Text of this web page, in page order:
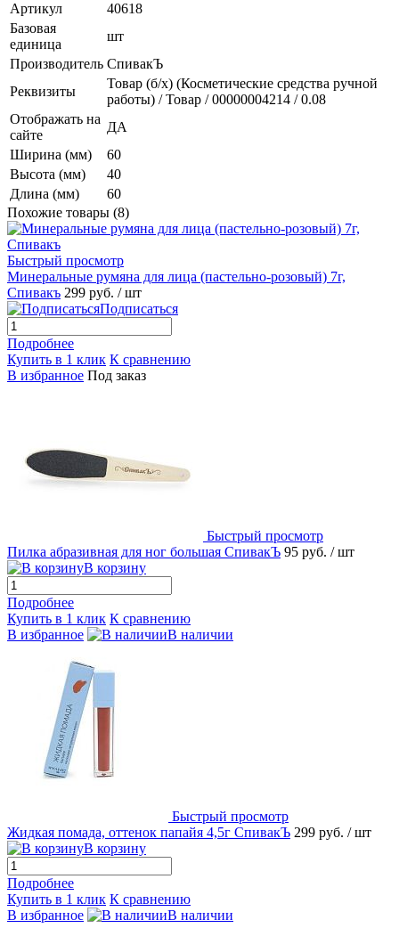
Артикул
40618
Базовая
единица
шт
Производитель СпивакЪ
Реквизиты
Товар (б/х) (Косметические средства ручной
работы) / Товар / 00000004214 / 0.08
Отображать на
сайте
ДА
Ширина (мм)
60
Высота (мм)
40
Длина (мм)
60
Похожие товары (8)
Быстрый просмотр
Минеральные румяна для лица (пастельно-розовый) 7г,
Спивакъ 299 руб. / шт
Подписаться
Подробнее
Купить в 1 клик К сравнению
В избранное Под заказ
Быстрый просмотр
Пилка абразивная для ног большая СпивакЪ 95 руб. / шт
В корзину
Подробнее
Купить в 1 клик К сравнению
В избранное
В наличии
Быстрый просмотр
Жидкая помада, оттенок папайя 4,5г СпивакЪ 299 руб. / шт
В корзину
Подробнее
Купить в 1 клик К сравнению
В избранное
В наличии